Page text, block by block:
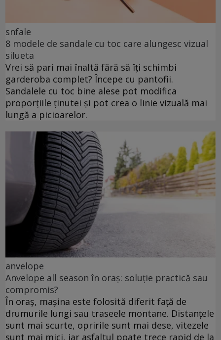
snfale
8 modele de sandale cu toc care alungesc vizual
silueta
Vrei să pari mai înaltă fără să îți schimbi
garderoba complet? Începe cu pantofii.
Sandalele cu toc bine alese pot modifica
proporțiile ținutei și pot crea o linie vizuală mai
lungă a picioarelor.
anvelope
Anvelope all season în oraș: soluție practică sau
compromis?
În oraș, mașina este folosită diferit față de
drumurile lungi sau traseele montane. Distanțele
sunt mai scurte, opririle sunt mai dese, vitezele
sunt mai mici, iar asfaltul poate trece rapid de la